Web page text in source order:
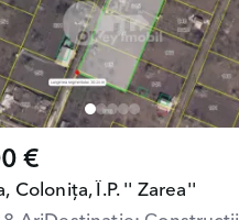
€
Colonița, Î.P. '' Zarea''